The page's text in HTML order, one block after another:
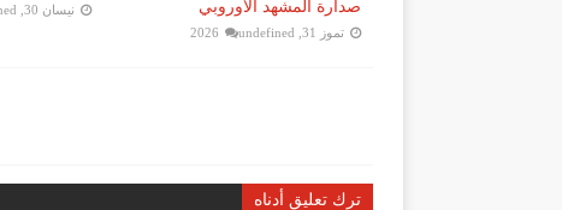
صدارة المشهد الأوروبي
تموز 31, 2026 undefined
نيسان 30, 2026
ترك تعليق أدناه